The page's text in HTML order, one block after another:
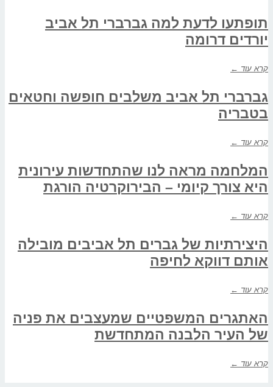
תופתעו לדעת למה גברברי תל אביב
יורדים דרומה
קרא עוד ←
גברברי תל אביב משלבים חופשה וחטאים
בטבריה
קרא עוד ←
המלחמה מראה לנו שהתחדשות עירונית
היא צורך קיומי – הבירוקרטיה הורגת
קרא עוד ←
היצירתיות של גברים תל אביבים מובילה
אותם דווקא לחיפה
קרא עוד ←
האתגרים המשפטיים שמעצבים את פניה
של העיר הלבנה המתחדשת
קרא עוד ←